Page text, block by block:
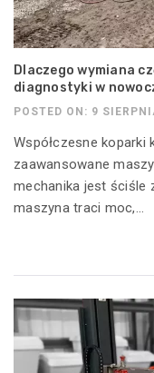
Dlaczego wymiana
diagnostyki w
POSTED ON: 9
Współczesne koparki
zaawansowane
mechanika jest ściśle
maszyna traci moc,...